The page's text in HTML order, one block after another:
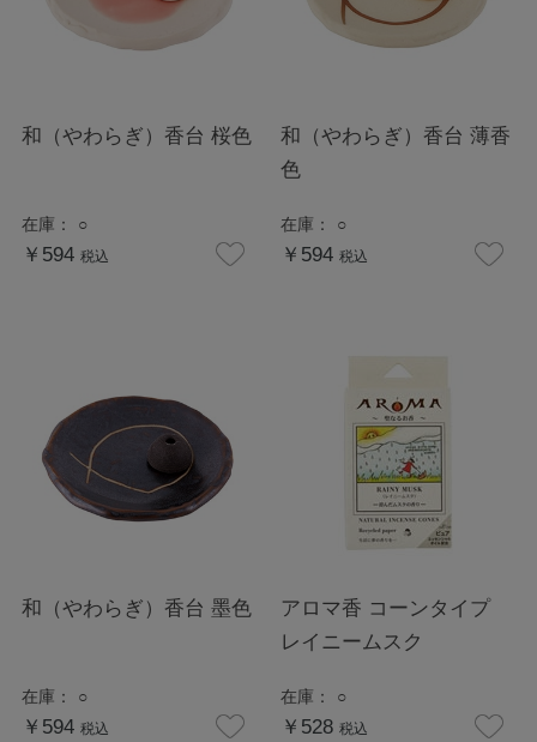
和（やわらぎ）香台 桜色
在庫： ○
￥594 税込
和（やわらぎ）香台 薄香
色
在庫： ○
￥594 税込
和（やわらぎ）香台 墨色
在庫： ○
￥594 税込
アロマ香 コーンタイプ
レイニームスク
在庫： ○
￥528 税込